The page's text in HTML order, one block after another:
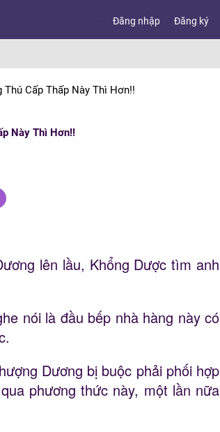
Đăng nhập Đăng ký
Cấp Thấp Này Thì Hơn!!
Này Thì Hơn!!
lên lầu, Khổng Dược tìm anh
nói là đầu bếp nhà hàng này có
Dương bị buộc phải phối hợp
phương thức này, một lần nữa